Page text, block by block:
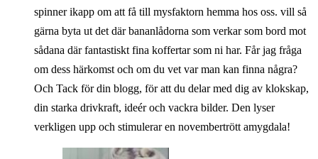
spinner ikapp om att få till mysfaktorn hemma hos oss. vill så
gärna byta ut det där bananlådorna som verkar som bord mot
sådana där fantastiskt fina koffertar som ni har. Får jag fråga
om dess härkomst och om du vet var man kan finna några?
Och Tack för din blogg, för att du delar med dig av klokskap,
din starka drivkraft, ideér och vackra bilder. Den lyser
verkligen upp och stimulerar en novembertrött amygdala!